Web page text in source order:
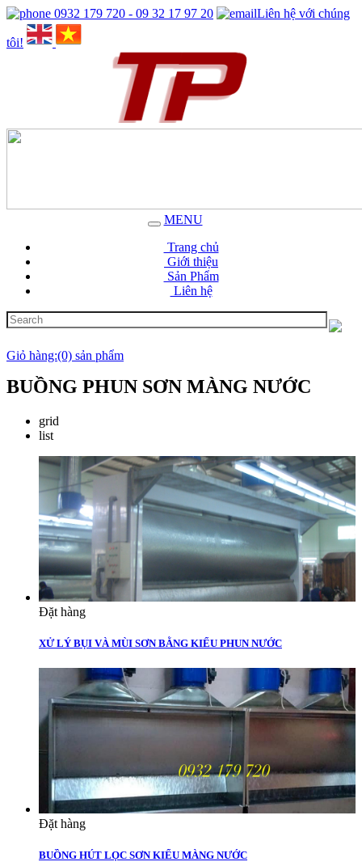
0932 179 720 - 09 32 17 97 20 Liên hệ với chúng
tôi!
MENU
Trang chủ
Giới thiệu
Sản Phẩm
Liên hệ
Giỏ hàng:(0) sản phẩm
BUỒNG PHUN SƠN MÀNG NƯỚC
grid
list
Đặt hàng
XỬ LÝ BỤI VÀ MÙI SƠN BẰNG KIỂU PHUN NƯỚC
Đặt hàng
BUỒNG HÚT LỌC SƠN KIỂU MÀNG NƯỚC